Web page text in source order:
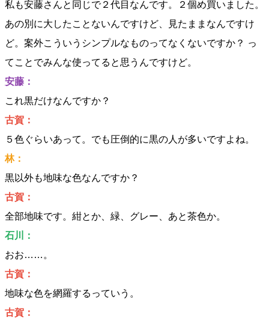
私も安藤さんと同じで２代目なんです。２個め買いました。
あの別に大したことないんですけど、見たままなんですけ
ど。案外こういうシンプルなものってなくないですか？ っ
てことでみんな使ってると思うんですけど。
安藤：
これ黒だけなんですか？
古賀：
５色ぐらいあって。でも圧倒的に黒の人が多いですよね。
林：
黒以外も地味な色なんですか？
古賀：
全部地味です。紺とか、緑、グレー、あと茶色か。
石川：
おお……。
古賀：
地味な色を網羅するっていう。
古賀：